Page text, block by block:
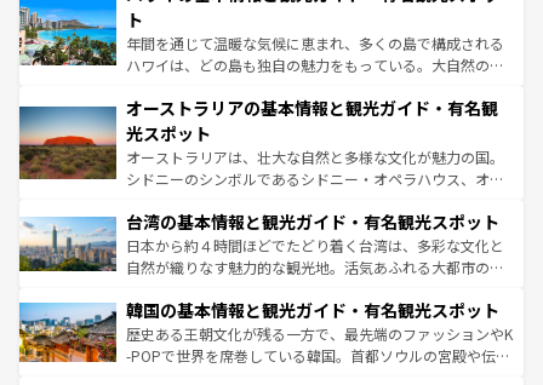
ンメントが詰まった刺激的なスポットだ。一方、アメリカ
西部には大自然が広がり、グランドキャニオンやイエロー
ストーン国立公園といった絶景が堪能できる。さらに、南
文化が魅力。旅行者はアメリカの各地域で異なる魅力を楽
しみながら、その多様性と豊かな歴史を感じることができ
るだろう。車でのロードトリップや列車の旅も、アメリカ
ならではの贅沢な旅のスタイルだ。 なお、新着のアメリカ
情報は コンテンツ一覧 を参照してほしい。
ト
年間を通じて温暖な気候に恵まれ、多くの島で構成される
ハワイは、どの島も独自の魅力をもっている。大自然の神
ワイ島は見逃せない。また、定番の観光地といえばオアフ
島だが、静かな自然を求めるならマウイ島やカウアイ島が
おすすめ。エメラルドグリーンに輝く海をはじめ、豊かな
文化や歴史が息づいている。「アロハスピリット」と呼ば
人々、おいしいローカルフードやハワイアンミュージッ
ク、伝統的なフラダンスなど、すべてがハワイの魅力を彩
っている。訪れるたびに新しい発見と感動が待っているハ
はコンテンツ一覧を参照してほしい。
オーストラリアの基本情報と観光ガイド・有名観
光スポット
オーストラリアは、壮大な自然と多様な文化が魅力の国。
シドニーのシンボルであるシドニー・オペラハウス、オー
リアリーフや大陸中央部にそびえるウルル（エアーズロッ
ク）、タスマニアの美しい原生林やケアンズの熱帯雨林な
ど、見どころがたくさん。また、カフェやワイン、オージ
いる。アクティビティも充実しており、サーフィンやダイ
ビング、ハイキングなど、アウトドア好きにはたまらな
い。オーストラリアの多彩な魅力を存分に味わいつくそ
台湾の基本情報と観光ガイド・有名観光スポット
日本から約４時間ほどでたどり着く台湾は、多彩な文化と
自然が織りなす魅力的な観光地。活気あふれる大都市の台
ン）、静ひつな山岳地帯である台湾東部など、都市の喧騒
と山間の静けさが共存しており、訪れる人に新しい発見と
驚きをもたらしてくれる。また、奥深い台湾の食文化も魅
韓国の基本情報と観光ガイド・有名観光スポット
歴史ある王朝文化が残る一方で、最先端のファッションやK
-POPで世界を席巻している韓国。首都ソウルの宮殿や伝統